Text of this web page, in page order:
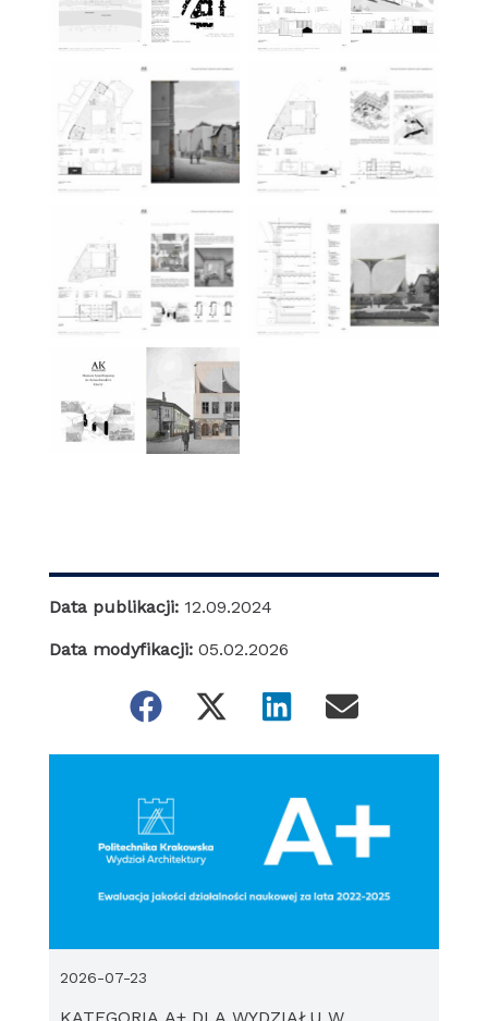
Data publikacji: 12.09.2024
Data modyfikacji: 05.02.2026
2026-07-23